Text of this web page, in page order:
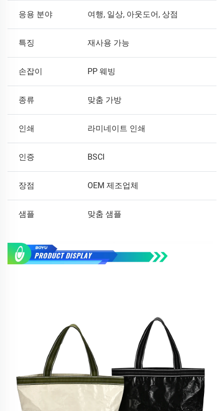
응용 분야 여행, 일상, 아웃도어, 상점
특징 재사용 가능
손잡이 PP 웨빙
종류 맞춤 가방
인쇄 라미네이트 인쇄
인증 BSCI
장점 OEM 제조업체
샘플 맞춤 샘플